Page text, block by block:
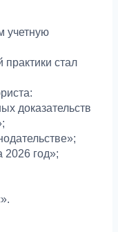
учетную
стал
доказательств
2026 год»;